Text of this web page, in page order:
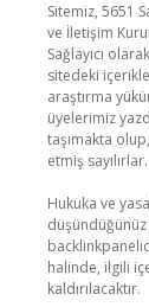
Sitemiz, 5651
ve İletişim
Sağlayıcı
sitedeki
araştırma
üyelerimiz
taşımakta
etmiş sayılırlar.
Hukuka ve
halinde, ilgili
kaldırılacaktır.